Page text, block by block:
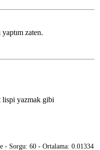
zaten.
lispi yazmak gibi
- Sorgu: 60 - Ortalama: 0.01334